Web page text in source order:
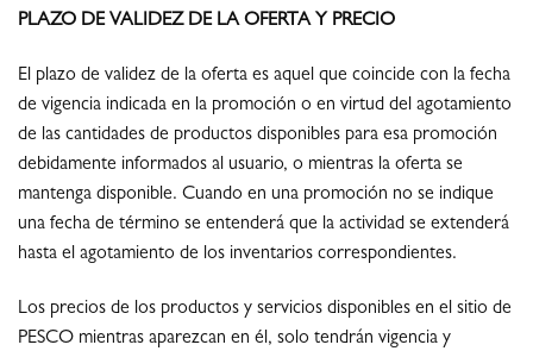
PLAZO DE VALIDEZ DE LA OFERTA Y PRECIO
El plazo de validez de la oferta es aquel que coincide con la fecha
de vigencia indicada en la promoción o en virtud del agotamiento
de las cantidades de productos disponibles para esa promoción
debidamente informados al usuario, o mientras la oferta se
mantenga disponible. Cuando en una promoción no se indique
una fecha de término se entenderá que la actividad se extenderá
hasta el agotamiento de los inventarios correspondientes.
Los precios de los productos y servicios disponibles en el sitio de
PESCO mientras aparezcan en él, solo tendrán vigencia y